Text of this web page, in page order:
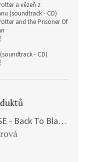
a vězeň z
(soundtrack - CD)
and the Prisoner Of
- CD)
AMY WINEHOUSE - Back To Black (LP)
5 z 5 hvězdiček.